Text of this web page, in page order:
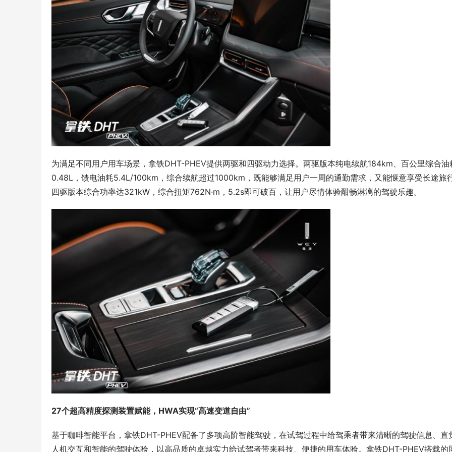
为满足不同用户用车场景，拿铁DHT-PHEV提供两驱和四驱动力选择。两驱版本纯电续航184km、百公里综合油
0.48L，馈电油耗5.4L/100km，综合续航超过1000km，既能够满足用户一周的通勤需求，又能惬意享受长途旅
四驱版本综合功率达321kW，综合扭矩762N·m，5.2s即可破百，让用户尽情体验酣畅淋漓的驾驶乐趣。
27个超高精度探测装置赋能，HWA实现“高速变道自由”
基于咖啡智能平台，拿铁DHT-PHEV配备了多项高阶智能驾驶，在试驾过程中给驾乘者带来清晰的驾驶信息、直
人机交互和智能的驾驶体验，以高品质的卓越实力给试驾者带来科技、便捷的用车体验。拿铁DHT-PHEV搭载的